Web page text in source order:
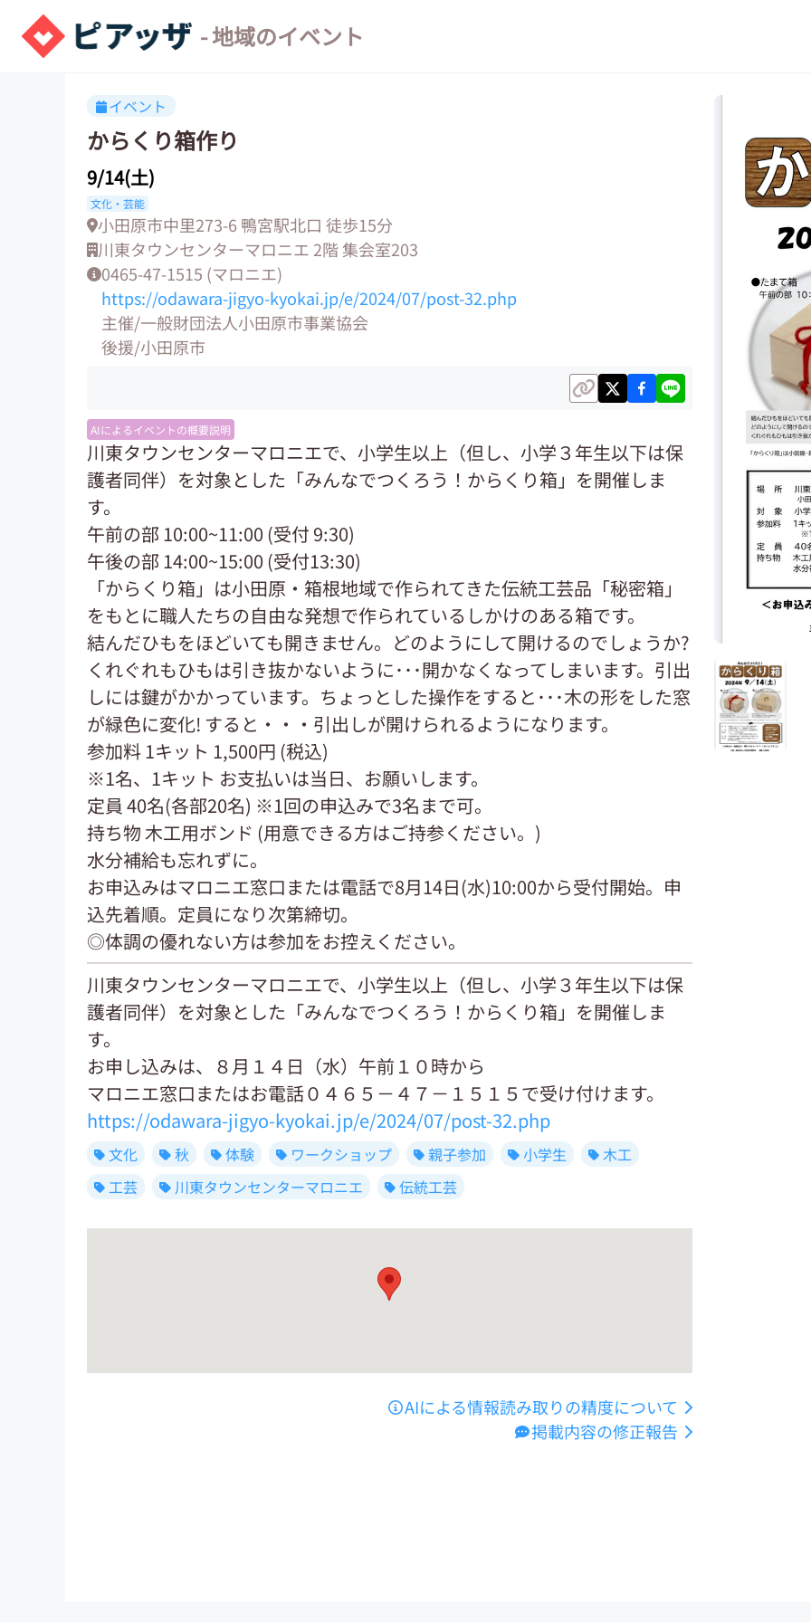
- 地域のイベント
イベント
からくり箱作り
9/14(土)
文化・芸能
小田原市中里273-6 鴨宮駅北口 徒歩15分
川東タウンセンターマロニエ 2階 集会室203
0465-47-1515 (マロニエ)
https://odawara-jigyo-kyokai.jp/e/2024/07/post-32.php
主催/一般財団法人小田原市事業協会
後援/小田原市
AIによるイベントの概要説明
川東タウンセンターマロニエで、小学生以上（但し、小学３年生以下は保
護者同伴）を対象とした「みんなでつくろう！からくり箱」を開催しま
す。
午前の部 10:00~11:00 (受付 9:30)
午後の部 14:00~15:00 (受付13:30)
「からくり箱」は小田原・箱根地域で作られてきた伝統工芸品「秘密箱」
をもとに職人たちの自由な発想で作られているしかけのある箱です。
結んだひもをほどいても開きません。どのようにして開けるのでしょうか?
くれぐれもひもは引き抜かないように･･･開かなくなってしまいます。引出
しには鍵がかかっています。ちょっとした操作をすると･･･木の形をした窓
が緑色に変化! すると・・・引出しが開けられるようになります。
参加料 1キット 1,500円 (税込)
※1名、1キット お支払いは当日、お願いします。
定員 40名(各部20名) ※1回の申込みで3名まで可。
持ち物 木工用ボンド (用意できる方はご持参ください。)
水分補給も忘れずに。
お申込みはマロニエ窓口または電話で8月14日(水)10:00から受付開始。申
込先着順。定員になり次第締切。
◎体調の優れない方は参加をお控えください。
川東タウンセンターマロニエで、小学生以上（但し、小学３年生以下は保
護者同伴）を対象とした「みんなでつくろう！からくり箱」を開催しま
す。
お申し込みは、８月１４日（水）午前１０時から
マロニエ窓口またはお電話０４６５－４７－１５１５で受け付けます。
https://odawara-jigyo-kyokai.jp/e/2024/07/post-32.php
文化 秋 体験 ワークショップ 親子参加 小学生
木工
工芸
川東タウンセンターマロニエ 伝統工芸
AIによる情報読み取りの精度について
掲載内容の修正報告